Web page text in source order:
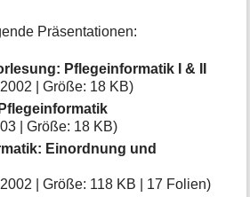
Präsentationen:
Pflegeinformatik I & II
| Größe: 18 KB)
| Größe: 18 KB)
Einordnung und
| Größe: 118 KB | 17 Folien)